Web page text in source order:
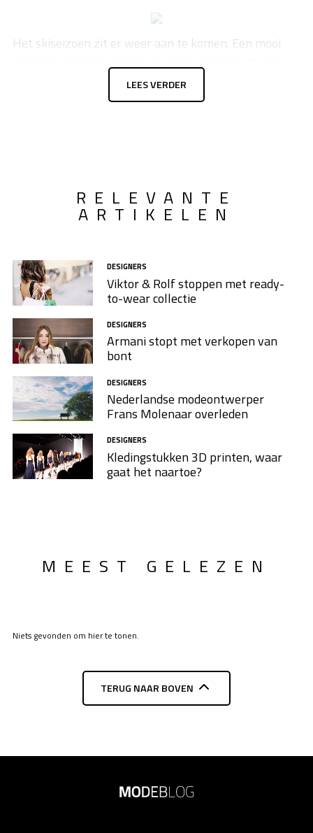
Het skiseizoen zit er weer aan te komen. Een mooi
moment om eens na te gaan denken wat jij dit jaar
gaat dragen op de piste. Wie trendy de sneeuw wil
trotseren, gaat voor de skicollectie van Chanel.
LEES VERDER
RELEVANTE
ARTIKELEN
DESIGNERS
Viktor & Rolf stoppen met ready-
to-wear collectie
DESIGNERS
Armani stopt met verkopen van
bont
DESIGNERS
Nederlandse modeontwerper
Frans Molenaar overleden
DESIGNERS
Kledingstukken 3D printen, waar
gaat het naartoe?
MEEST GELEZEN
Niets gevonden om hier te tonen.
TERUG NAAR BOVEN